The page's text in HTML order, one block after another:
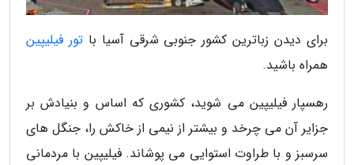
برای دیدن زباترین کشور جنوبی شرقی آسیا باتور فیلیپین
همراه باشید.
رهسپار فیلیپین می شوید، کشوری که اساس و بنیادش بر
جزایر آن می چرخد و بیشتر از نیمی از خاکش را، جنگل های
سرسبز و با طراوت استوایی می پوشاند. فیلیپین با مردمانی